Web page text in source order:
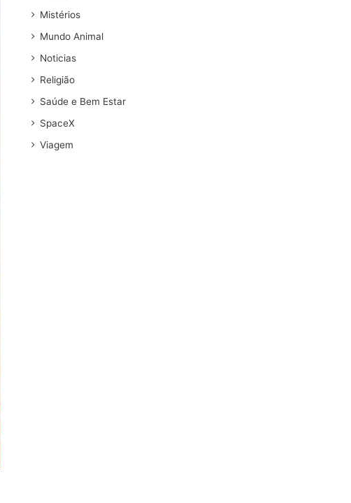
Mistérios
Mundo Animal
Noticias
Religião
Saúde e Bem Estar
SpaceX
Viagem